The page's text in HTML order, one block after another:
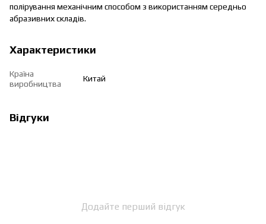
полірування механічним способом з використанням середньо
абразивних складів.
Характеристики
Країна
виробництва
Китай
Відгуки
Додайте перший відгук